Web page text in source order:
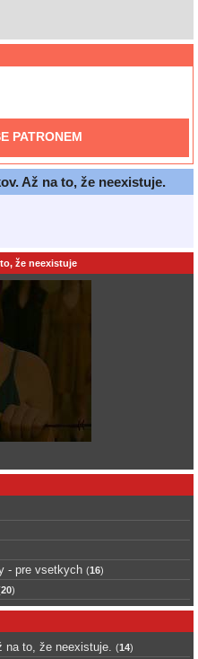
PATRONEM
Až na to, že neexistuje.
že neexistuje
- pre vsetkych (16)
20)
na to, že neexistuje. (14)